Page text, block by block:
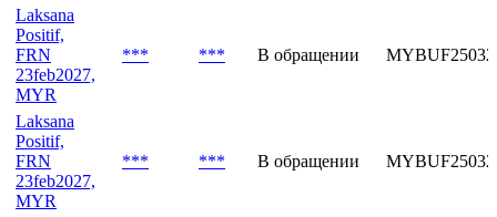
Laksana
Positif,
FRN
23feb2027,
MYR
*** *** В обращении
Laksana
Positif,
FRN
23feb2027,
MYR
*** *** В обращении